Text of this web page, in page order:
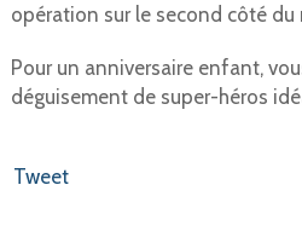
opération sur le second côté du
Pour un anniversaire enfant,
déguisement de super-héros
Tweet